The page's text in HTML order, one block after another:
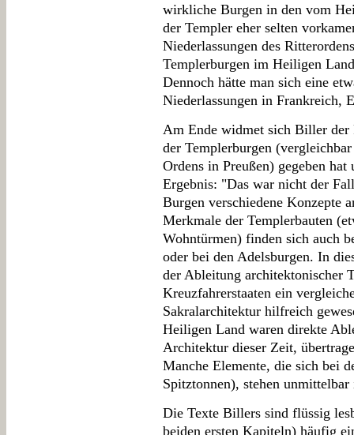
wirkliche Burgen in den vom
der Templer eher selten
Niederlassungen des
Templerburgen im Heiligen
Dennoch hätte man sich eine
Niederlassungen in Frankreich,
Am Ende widmet sich Biller der
der Templerburgen
Ordens in Preußen) gegeben
Ergebnis: "Das war nicht der
Burgen verschiedene Konzepte
Merkmale der Templerbauten
Wohntürmen) finden sich auch
oder bei den Adelsburgen. In
der Ableitung architektonischer
Kreuzfahrerstaaten ein
Sakralarchitektur hilfreich
Heiligen Land waren direkte
Architektur dieser Zeit,
Manche Elemente, die sich bei
Spitztonnen), stehen
Die Texte Billers sind flüssig
beiden ersten Kapiteln) häufig